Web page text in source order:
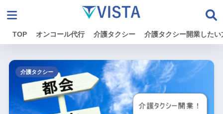
TOP オンコール代行 介護タクシー 介護タクシー開業したい
介護タクシー